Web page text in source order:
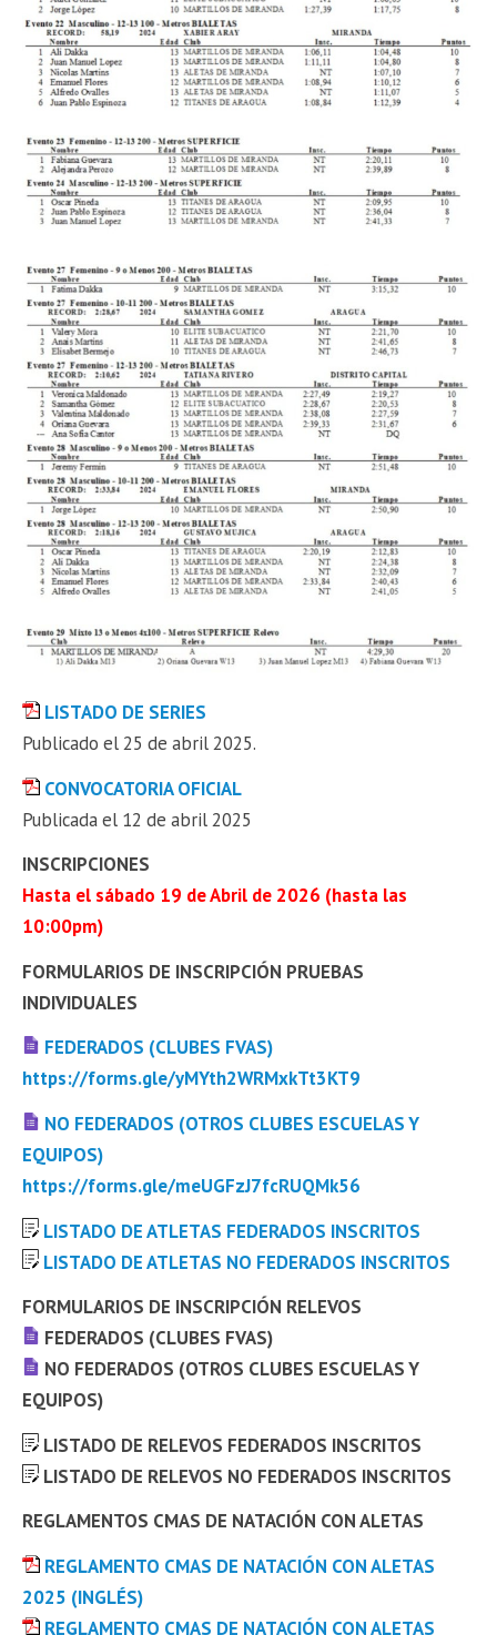
LISTADO DE SERIES
Publicado el 25 de abril 2025.
CONVOCATORIA OFICIAL
Publicada el 12 de abril 2025
INSCRIPCIONES
Hasta el sábado 19 de Abril de 2026 (hasta las
10:00pm)
FORMULARIOS DE INSCRIPCIÓN PRUEBAS
INDIVIDUALES
FEDERADOS (CLUBES FVAS)
https://forms.gle/yMYth2WRMxkTt3KT9
NO FEDERADOS (OTROS CLUBES ESCUELAS Y
EQUIPOS)
https://forms.gle/meUGFzJ7fcRUQMk56
LISTADO DE ATLETAS FEDERADOS INSCRITOS
LISTADO DE ATLETAS NO FEDERADOS INSCRITOS
FORMULARIOS DE INSCRIPCIÓN RELEVOS
FEDERADOS (CLUBES FVAS)
NO FEDERADOS (OTROS CLUBES ESCUELAS Y
EQUIPOS)
LISTADO DE RELEVOS FEDERADOS INSCRITOS
LISTADO DE RELEVOS NO FEDERADOS INSCRITOS
REGLAMENTOS CMAS DE NATACIÓN CON ALETAS
REGLAMENTO CMAS DE NATACIÓN CON ALETAS
2025 (INGLÉS)
REGLAMENTO CMAS DE NATACIÓN CON ALETAS